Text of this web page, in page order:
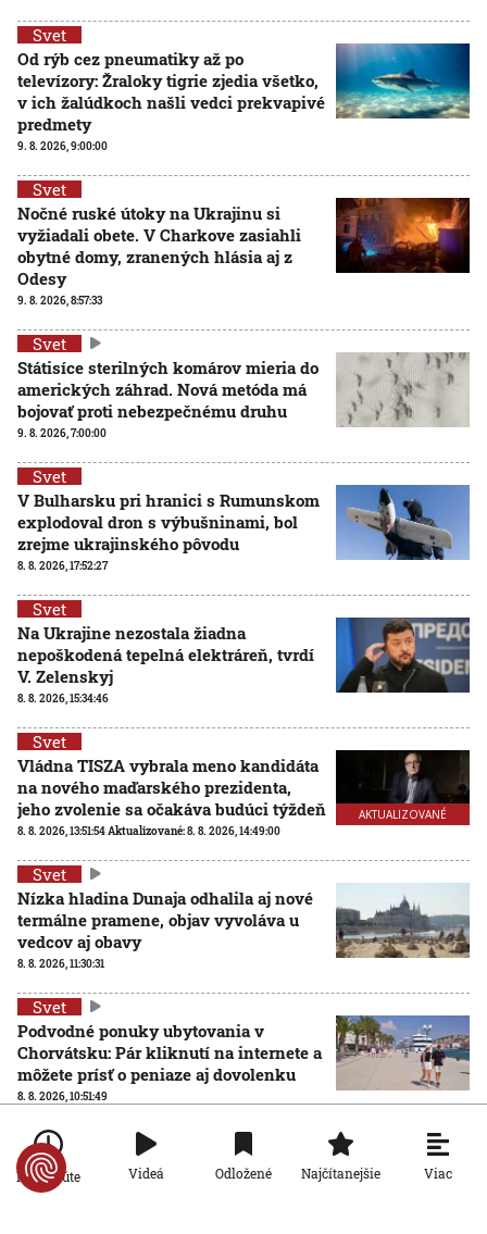
Svet
Od rýb cez pneumatiky až po
televízory: Žraloky tigrie zjedia všetko,
v ich žalúdkoch našli vedci prekvapivé
predmety
9. 8. 2026, 9:00:00
Svet
Nočné ruské útoky na Ukrajinu si
vyžiadali obete. V Charkove zasiahli
obytné domy, zranených hlásia aj z
Odesy
9. 8. 2026, 8:57:33
Svet
Státisíce sterilných komárov mieria do
amerických záhrad. Nová metóda má
bojovať proti nebezpečnému druhu
9. 8. 2026, 7:00:00
Svet
V Bulharsku pri hranici s Rumunskom
explodoval dron s výbušninami, bol
zrejme ukrajinského pôvodu
8. 8. 2026, 17:52:27
Svet
Na Ukrajine nezostala žiadna
nepoškodená tepelná elektráreň, tvrdí
V. Zelenskyj
8. 8. 2026, 15:34:46
AKTUALIZOVANÉ
Svet
Vládna TISZA vybrala meno kandidáta
na nového maďarského prezidenta,
jeho zvolenie sa očakáva budúci týždeň
8. 8. 2026, 13:51:54 Aktualizované:8. 8. 2026, 14:49:00
Svet
Nízka hladina Dunaja odhalila aj nové
termálne pramene, objav vyvoláva u
vedcov aj obavy
8. 8. 2026, 11:30:31
Svet
Podvodné ponuky ubytovania v
Chorvátsku: Pár kliknutí na internete a
môžete prísť o peniaze aj dovolenku
8. 8. 2026, 10:51:49
Svet
Rakúsko reaguje na horúčavy, chce zjednodušiť cestu ku
Po minúte Videá Odložené Najčítanejšie Viac